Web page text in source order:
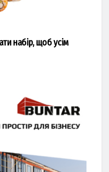
набір, щоб усім